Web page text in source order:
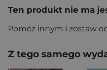
Ten produkt nie ma
Pomóż innym i zostaw
Z tego samego